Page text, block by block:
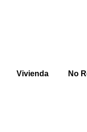
Vivienda No